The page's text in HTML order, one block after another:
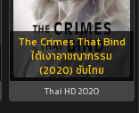
The Crimes That Bind
ใต้เงาอาชญากรรม
(2020) ซับไทย
Thai HD 2020